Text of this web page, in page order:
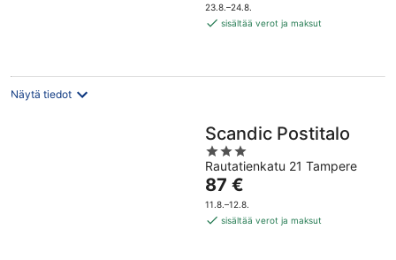
100 €
23.8.–24.8.
sisältää verot ja maksut
Näytä tiedot
Scandic Postitalo
3
out
of
5
Rautatienkatu 21 Tampere
Hinta
on
87 €
87 €
11.8.–12.8.
sisältää verot ja maksut